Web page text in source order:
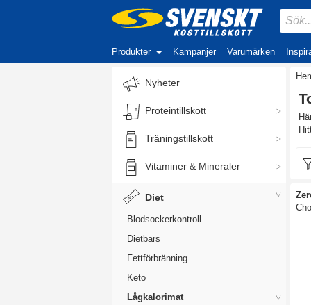
Produkter Kampanjer Varumärken
Nyheter
Proteintillskott
Träningstillskott
Vitaminer & Mineraler
Diet
Blodsockerkontroll
Dietbars
Fettförbränning
Keto
Lågkalorimat